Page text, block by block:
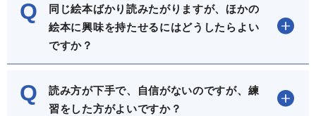
Q
同じ絵本ばかり読みたがりますが、ほかの
絵本に興味を持たせるにはどうしたらよい
ですか？
Q
読み方が下手で、自信がないのですが、練
習をした方がよいですか？